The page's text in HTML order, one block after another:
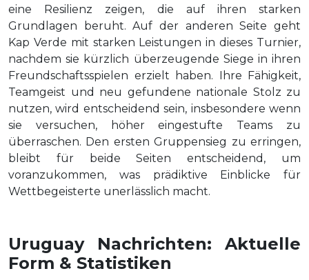
eine Resilienz zeigen, die auf ihren starken
Grundlagen beruht. Auf der anderen Seite geht
Kap Verde mit starken Leistungen in dieses Turnier,
nachdem sie kürzlich überzeugende Siege in ihren
Freundschaftsspielen erzielt haben. Ihre Fähigkeit,
Teamgeist und neu gefundene nationale Stolz zu
nutzen, wird entscheidend sein, insbesondere wenn
sie versuchen, höher eingestufte Teams zu
überraschen. Den ersten Gruppensieg zu erringen,
bleibt für beide Seiten entscheidend, um
voranzukommen, was prädiktive Einblicke für
Wettbegeisterte unerlässlich macht.
Uruguay Nachrichten: Aktuelle
Form & Statistiken